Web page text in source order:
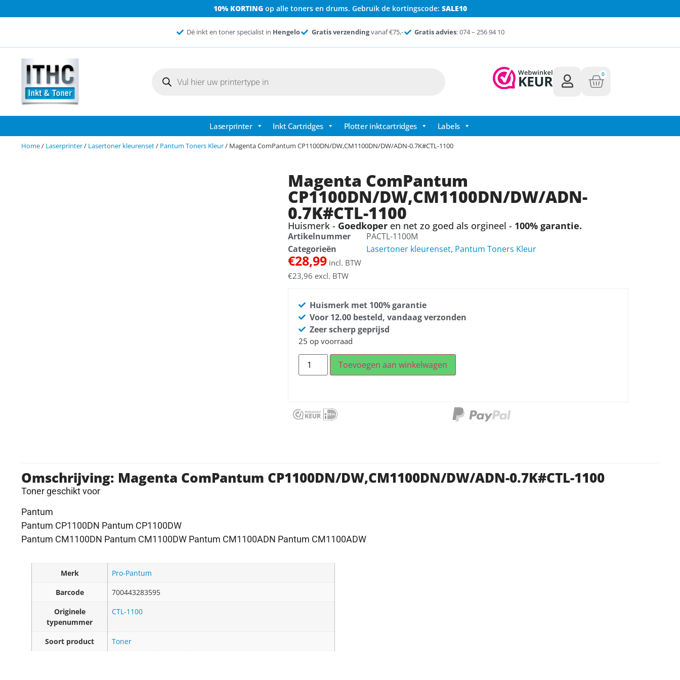
10% KORTINGop alle toners en drums. Gebruik de kortingscode: SALE10
Dé inkt en toner specialist in Hengelo Gratis verzendingvanaf €75,- Gratis advies: 074 – 256 94 10
0
Laserprinter Inkt Cartridges Plotter inktcartridges Labels
Home/ Laserprinter/ Lasertoner kleurenset/ Pantum Toners Kleur/ Magenta ComPantum CP1100DN/DW,CM1100DN/DW/ADN-0.7K#CTL-1100
Magenta ComPantum
CP1100DN/DW,CM1100DN/DW/ADN-
0.7K#CTL-1100
Huismerk - Goedkoperen net zo goed als orgineel - 100% garantie.
Artikelnummer
PACTL-1100M
Categorieën
Lasertoner kleurenset, Pantum Toners Kleur
€28,99incl. BTW
€23,96 excl. BTW
Huismerk met 100% garantie
Voor 12.00 besteld, vandaag verzonden
Zeer scherp geprijsd
25 op voorraad
Toevoegen aan winkelwagen
Omschrijving: Magenta ComPantum CP1100DN/DW,CM1100DN/DW/ADN-0.7K#CTL-1100
Toner geschikt voor
Pantum
Pantum CP1100DN Pantum CP1100DW
Pantum CM1100DN Pantum CM1100DW Pantum CM1100ADN Pantum CM1100ADW
Merk
Pro-Pantum
Barcode
700443283595
Originele
typenummer
CTL-1100
Soort product Toner